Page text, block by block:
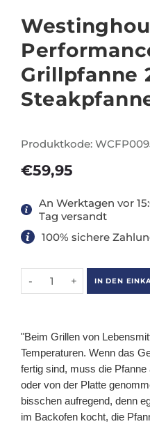
Grillpfanne
Produktkode:
€59,95
An Werktagen vor
Tag versandt
100% sichere
- + IN DEN
"Beim Grillen von
Temperaturen. Wenn das
fertig sind, muss die
oder von der Platte
bisschen aufregend, denn
im Backofen kocht, die